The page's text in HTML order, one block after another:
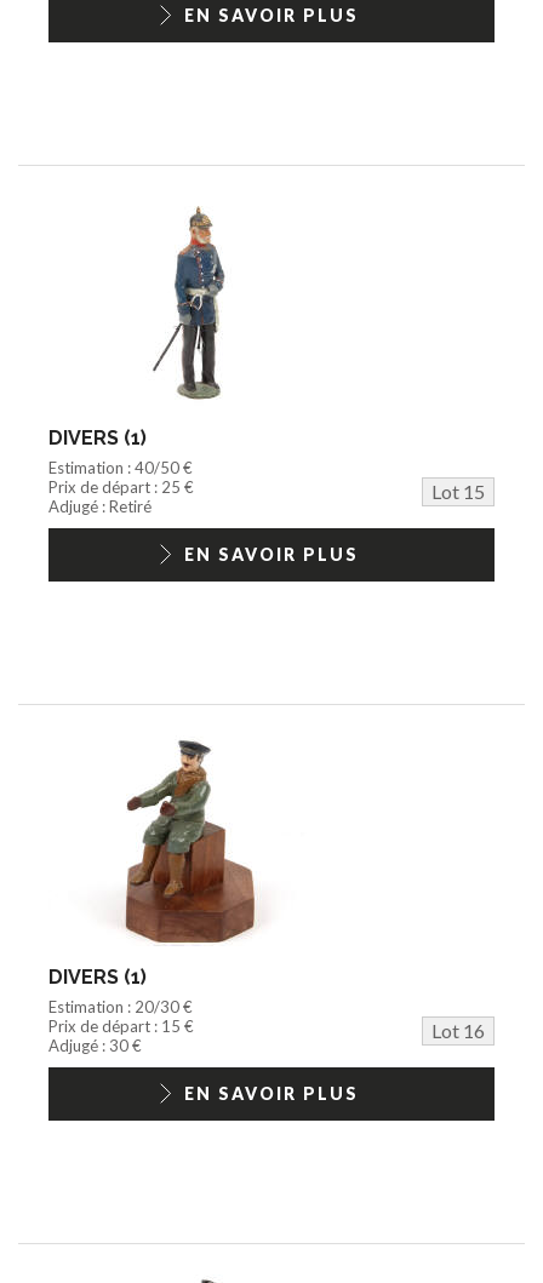
EN SAVOIR PLUS
DIVERS (1)
Estimation : 40/50 €
Prix de départ : 25 €
Lot 15
Adjugé : Retiré
EN SAVOIR PLUS
DIVERS (1)
Estimation : 20/30 €
Prix de départ : 15 €
Lot 16
Adjugé : 30 €
EN SAVOIR PLUS